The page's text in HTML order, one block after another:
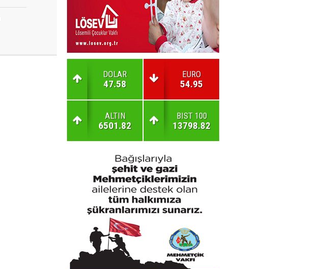
DOLAR
47.58
EURO
54.95
ALTIN
6501.82
BIST 100
13798.82